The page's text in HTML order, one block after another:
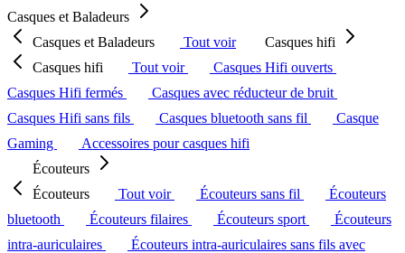
Casques et Baladeurs
Casques et Baladeurs
Tout voir
Casques hifi
Casques hifi
Tout voir
Casques Hifi ouverts
Casques Hifi fermés
Casques avec réducteur de bruit
Casques Hifi sans fils
Casques bluetooth sans fil
Casque
Gaming
Accessoires pour casques hifi
Écouteurs
Écouteurs
Tout voir Écouteurs sans fil
Écouteurs
bluetooth
Écouteurs filaires Écouteurs sport
Écouteurs
intra-auriculaires
Écouteurs intra-auriculaires sans fils avec